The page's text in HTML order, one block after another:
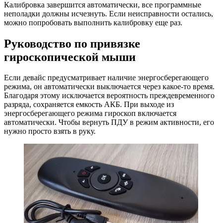
Калибровка завершится автоматически, все программные
неполадки должны исчезнуть. Если неисправности остались,
можно попробовать выполнить калибровку еще раз.
Руководство по привязке
гироскопической мыши
Если девайс предусматривает наличие энергосберегающего
режима, он автоматически выключается через какое-то время.
Благодаря этому исключается вероятность преждевременного
разряда, сохраняется емкость АКБ. При выходе из
энергосберегающего режима гироскоп включается
автоматически. Чтобы вернуть ПДУ в режим активности, его
нужно просто взять в руку.